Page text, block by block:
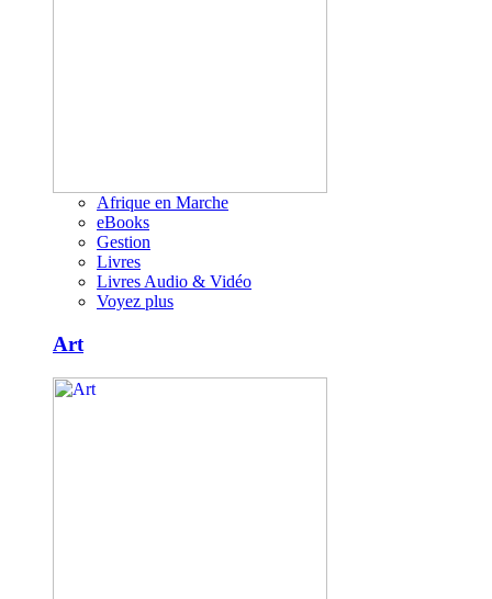
Afrique en Marche
eBooks
Gestion
Livres
Livres Audio & Vidéo
Voyez plus
Art